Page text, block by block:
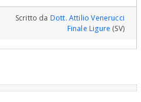
Scritto da Dott. Attilio Venerucci
Finale Ligure (SV)